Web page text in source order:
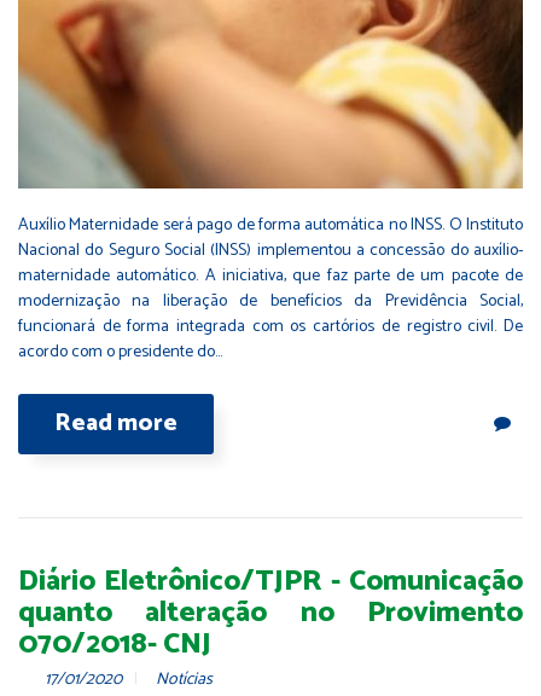
Auxílio Maternidade será pago de forma automática no INSS. O Instituto
Nacional do Seguro Social (INSS) implementou a concessão do auxílio-
maternidade automático. A iniciativa, que faz parte de um pacote de
modernização na liberação de benefícios da Previdência Social,
funcionará de forma integrada com os cartórios de registro civil. De
acordo com o presidente do…
Read more
Diário Eletrônico/TJPR - Comunicação
quanto alteração no Provimento
070/2018- CNJ
17/01/2020 Notícias